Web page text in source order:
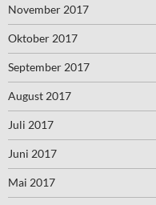
November 2017
Oktober 2017
September 2017
August 2017
Juli 2017
Juni 2017
Mai 2017